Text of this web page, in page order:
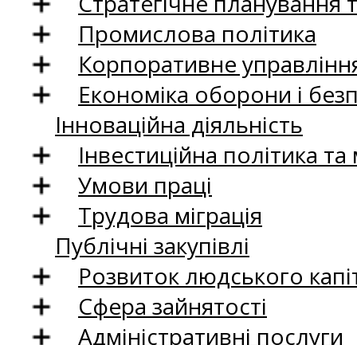
Промислова політика
Корпоративне
Економіка оборони і
Інноваційна діяльність
Інвестиційна політика
Умови праці
Трудова міграція
Публічні закупівлі
Розвиток людського
Сфера зайнятості
Адміністративні послуги